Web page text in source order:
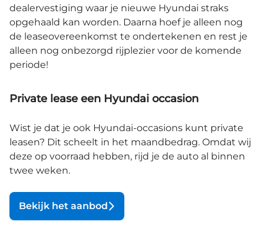
dealervestiging waar je nieuwe Hyundai straks
opgehaald kan worden. Daarna hoef je alleen nog
de leaseovereenkomst te ondertekenen en rest je
alleen nog onbezorgd rijplezier voor de komende
periode!
Private lease een Hyundai occasion
Wist je dat je ook Hyundai-occasions kunt private
leasen? Dit scheelt in het maandbedrag. Omdat wij
deze op voorraad hebben, rijd je de auto al binnen
twee weken.
Bekijk het aanbod